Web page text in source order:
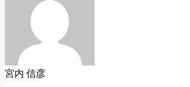
宮内 信彦